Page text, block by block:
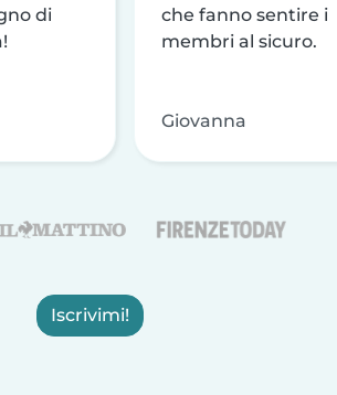
di
che fanno sentire i
membri al sicuro.
Giovanna
Iscrivimi!